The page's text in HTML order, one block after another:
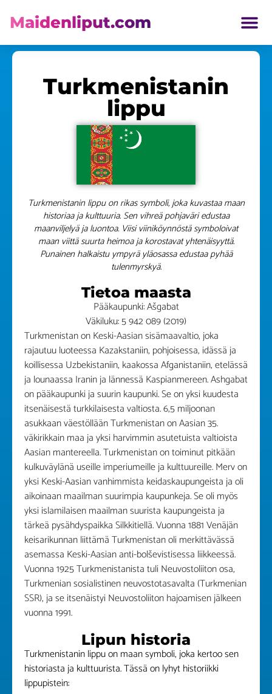
Maidenliput.com
Turkmenistanin
lippu
Turkmenistanin lippu on rikas symboli, joka kuvastaa maan
historiaa ja kulttuuria. Sen vihreä pohjaväri edustaa
maanviljelyä ja luontoa. Viisi viiniköynnöstä symboloivat
maan viittä suurta heimoa ja korostavat yhtenäisyyttä.
Punainen halkaistu ympyrä yläosassa edustaa pyhää
tulenmyrskyä.
Tietoa maasta
Pääkaupunki: Ašgabat
Väkiluku: 5 942 089 (2019)
Turkmenistan on Keski-Aasian sisämaavaltio, joka
rajautuu luoteessa Kazakstaniin, pohjoisessa, idässä ja
koillisessa Uzbekistaniin, kaakossa Afganistaniin, etelässä
ja lounaassa Iranin ja lännessä Kaspianmereen. Ashgabat
on pääkaupunki ja suurin kaupunki. Se on yksi kuudesta
itsenäisestä turkkilaisesta valtiosta. 6,5 miljoonan
asukkaan väestöllään Turkmenistan on Aasian 35.
väkirikkain maa ja yksi harvimmin asutetuista valtioista
Aasian mantereella. Turkmenistan on toiminut pitkään
kulkuväylänä useille imperiumeille ja kulttuureille. Merv on
yksi Keski-Aasian vanhimmista keidaskaupungeista ja oli
aikoinaan maailman suurimpia kaupunkeja. Se oli myös
yksi islamilaisen maailman suurista kaupungeista ja
tärkeä pysähdyspaikka Silkkitiellä. Vuonna 1881 Venäjän
keisarikunnan liittämä Turkmenistan oli merkittävässä
asemassa Keski-Aasian anti-bolševistisessa liikkeessä.
Vuonna 1925 Turkmenistanista tuli Neuvostoliiton osa,
Turkmenian sosialistinen neuvostotasavalta (Turkmenian
SSR), ja se itsenäistyi Neuvostoliiton hajoamisen jälkeen
vuonna 1991.
Lipun historia
Turkmenistanin lippu on maan symboli, joka kertoo sen
historiasta ja kulttuurista. Tässä on lyhyt historiikki
lippupistein: